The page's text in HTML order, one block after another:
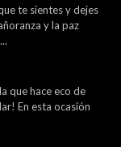
te sientes y dejes
y la paz
que hace eco de
En esta ocasión